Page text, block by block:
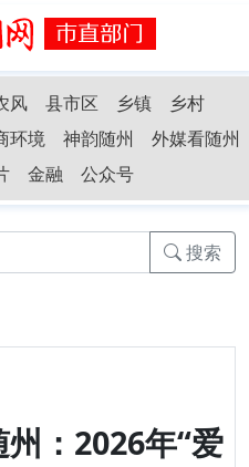
风 县市区 乡镇
乡村
环境 神韵随州
外媒看随州
金融 公众号
搜索
州：2026年“爱